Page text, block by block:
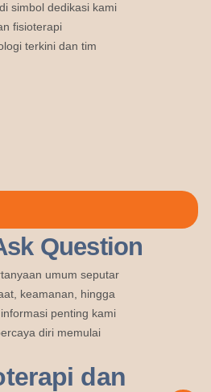
simbol dedikasi kami
fisioterapi
terkini dan tim
Question
umum seputar
keamanan, hingga
penting kami
diri memulai
dan